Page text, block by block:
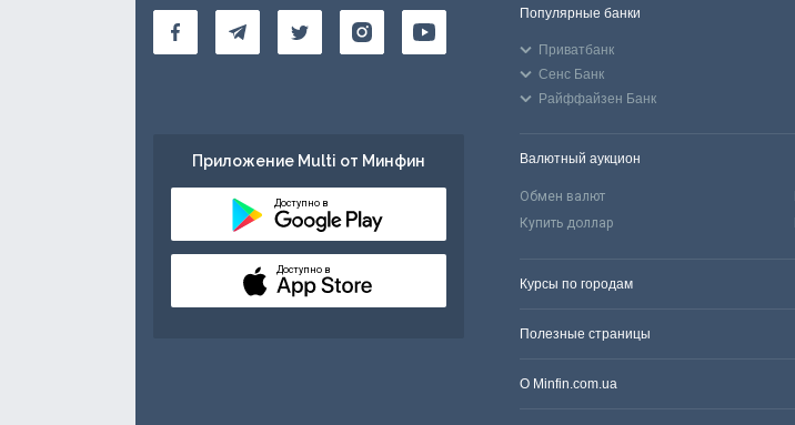
Приложение Multi от Минфин
Доступно в
Доступно в
Популярные банки
Приватбанк
Сенс Банк
Райффайзен Банк
Валютный аукцион
Обмен валют
Купить доллар
Курсы по городам
Полезные страницы
О Minfin.com.ua